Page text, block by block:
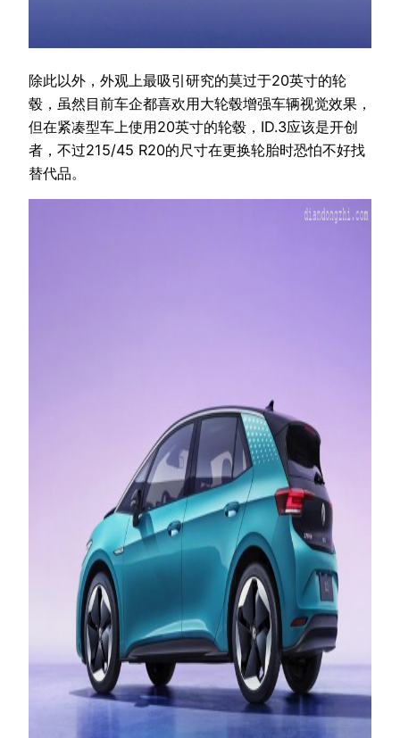
除此以外，外观上最吸引研究的莫过于20英寸的轮
毂，虽然目前车企都喜欢用大轮毂增强车辆视觉效果，
但在紧凑型车上使用20英寸的轮毂，ID.3应该是开创
者，不过215/45 R20的尺寸在更换轮胎时恐怕不好找
替代品。